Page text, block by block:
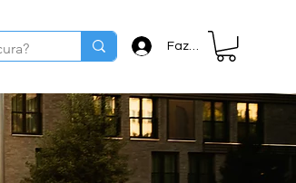
Fazer login